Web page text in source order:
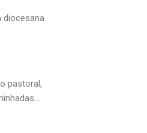
diocesana
pastoral,